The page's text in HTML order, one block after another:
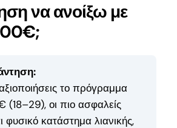
να ανοίξω με
το πρόγραμμα
οι πιο ασφαλείς
φυσικό κατάστημα λιανικής,